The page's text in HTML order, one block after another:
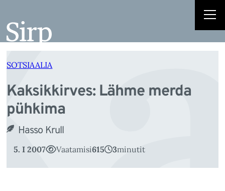
juurde
SOTSIAALIA
Kaksikkirves: Lähme merda
pühkima
Hasso Krull
5. I 2007 Vaatamisi615 3minutit